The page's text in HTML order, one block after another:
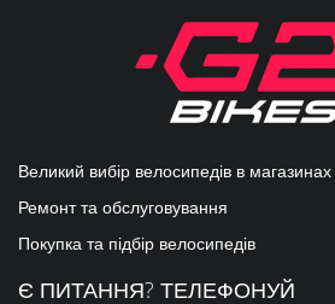
Великий вибір велосипедів в магазинах
Ремонт та обслуговування
Покупка та підбір велосипедів
Є ПИТАННЯ? ТЕЛЕФОНУЙ